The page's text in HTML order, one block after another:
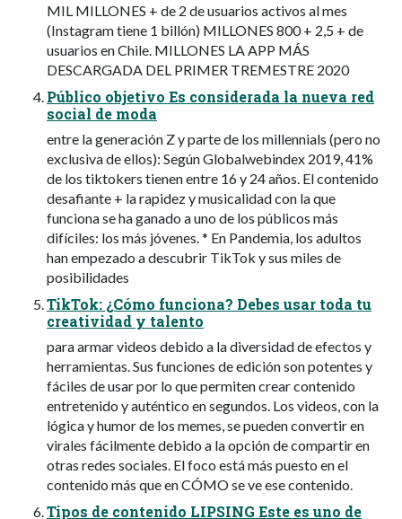
MIL MILLONES + de 2 de usuarios activos al mes
(Instagram tiene 1 billón) MILLONES 800 + 2,5 + de
usuarios en Chile. MILLONES LA APP MÁS
DESCARGADA DEL PRIMER TREMESTRE 2020
Público objetivo Es considerada la nueva red
social de moda
entre la generación Z y parte de los millennials (pero no
exclusiva de ellos): Según Globalwebindex 2019, 41%
de los tiktokers tienen entre 16 y 24 años. El contenido
desafiante + la rapidez y musicalidad con la que
funciona se ha ganado a uno de los públicos más
difíciles: los más jóvenes. * En Pandemia, los adultos
han empezado a descubrir TikTok y sus miles de
posibilidades
TikTok: ¿Cómo funciona? Debes usar toda tu
creatividad y talento
para armar videos debido a la diversidad de efectos y
herramientas. Sus funciones de edición son potentes y
fáciles de usar por lo que permiten crear contenido
entretenido y auténtico en segundos. Los videos, con la
lógica y humor de los memes, se pueden convertir en
virales fácilmente debido a la opción de compartir en
otras redes sociales. El foco está más puesto en el
contenido más que en CÓMO se ve ese contenido.
Tipos de contenido LIPSING Este es uno de